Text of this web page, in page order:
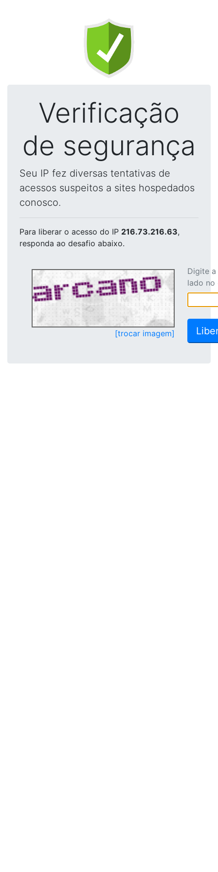
Verificação
de segurança
Seu IP fez diversas tentativas de
acessos suspeitos a sites hospedados
conosco.
Para liberar o acesso do IP 216.73.216.63,
responda ao desafio abaixo.
[trocar imagem]
Digite
lado no